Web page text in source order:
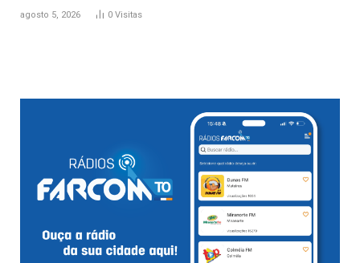
agosto 5, 2026 0 Visitas